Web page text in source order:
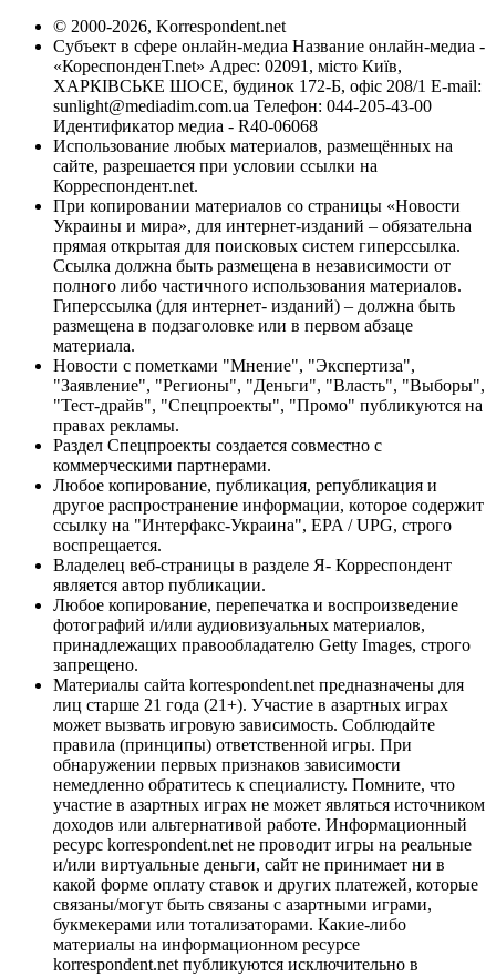
© 2000-2026, Korrespondent.net
Субъект в сфере онлайн-медиа Название онлайн-медиа -
«КореспонденТ.net» Адрес: 02091, місто Київ,
ХАРКІВСЬКЕ ШОСЕ, будинок 172-Б, офіс 208/1 E-mail:
sunlight@mediadim.com.ua Телефон: 044-205-43-00
Идентификатор медиа - R40-06068
Использование любых материалов, размещённых на
сайте, разрешается при условии ссылки на
Корреспондент.net.
При копировании материалов со страницы «Новости
Украины и мира», для интернет-изданий – обязательна
прямая открытая для поисковых систем гиперссылка.
Ссылка должна быть размещена в независимости от
полного либо частичного использования материалов.
Гиперссылка (для интернет- изданий) – должна быть
размещена в подзаголовке или в первом абзаце
материала.
Новости с пометками "Мнение", "Экспертиза",
"Заявление", "Регионы", "Деньги", "Власть", "Выборы",
"Тест-драйв", "Спецпроекты", "Промо" публикуются на
правах рекламы.
Раздел Спецпроекты создается совместно с
коммерческими партнерами.
Любое копирование, публикация, републикация и
другое распространение информации, которое содержит
ссылку на "Интерфакс-Украина", EPA / UPG, строго
воспрещается.
Владелец веб-страницы в разделе Я- Корреспондент
является автор публикации.
Любое копирование, перепечатка и воспроизведение
фотографий и/или аудиовизуальных материалов,
принадлежащих правообладателю Getty Images, строго
запрещено.
Материалы сайта korrespondent.net предназначены для
лиц старше 21 года (21+). Участие в азартных играх
может вызвать игровую зависимость. Соблюдайте
правила (принципы) ответственной игры. При
обнаружении первых признаков зависимости
немедленно обратитесь к специалисту. Помните, что
участие в азартных играх не может являться источником
доходов или альтернативой работе. Информационный
ресурс korrespondent.net не проводит игры на реальные
и/или виртуальные деньги, сайт не принимает ни в
какой форме оплату ставок и других платежей, которые
связаны/могут быть связаны с азартными играми,
букмекерами или тотализаторами. Какие-либо
материалы на информационном ресурсе
korrespondent.net публикуются исключительно в